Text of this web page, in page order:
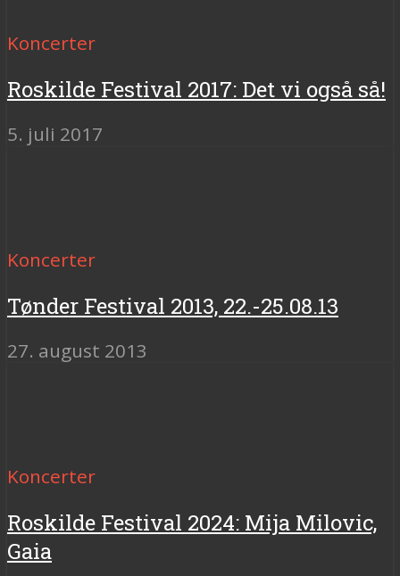
Koncerter
Roskilde Festival 2017: Det vi også så!
5. juli 2017
Koncerter
Tønder Festival 2013, 22.-25.08.13
27. august 2013
Koncerter
Roskilde Festival 2024: Mija Milovic,
Gaia